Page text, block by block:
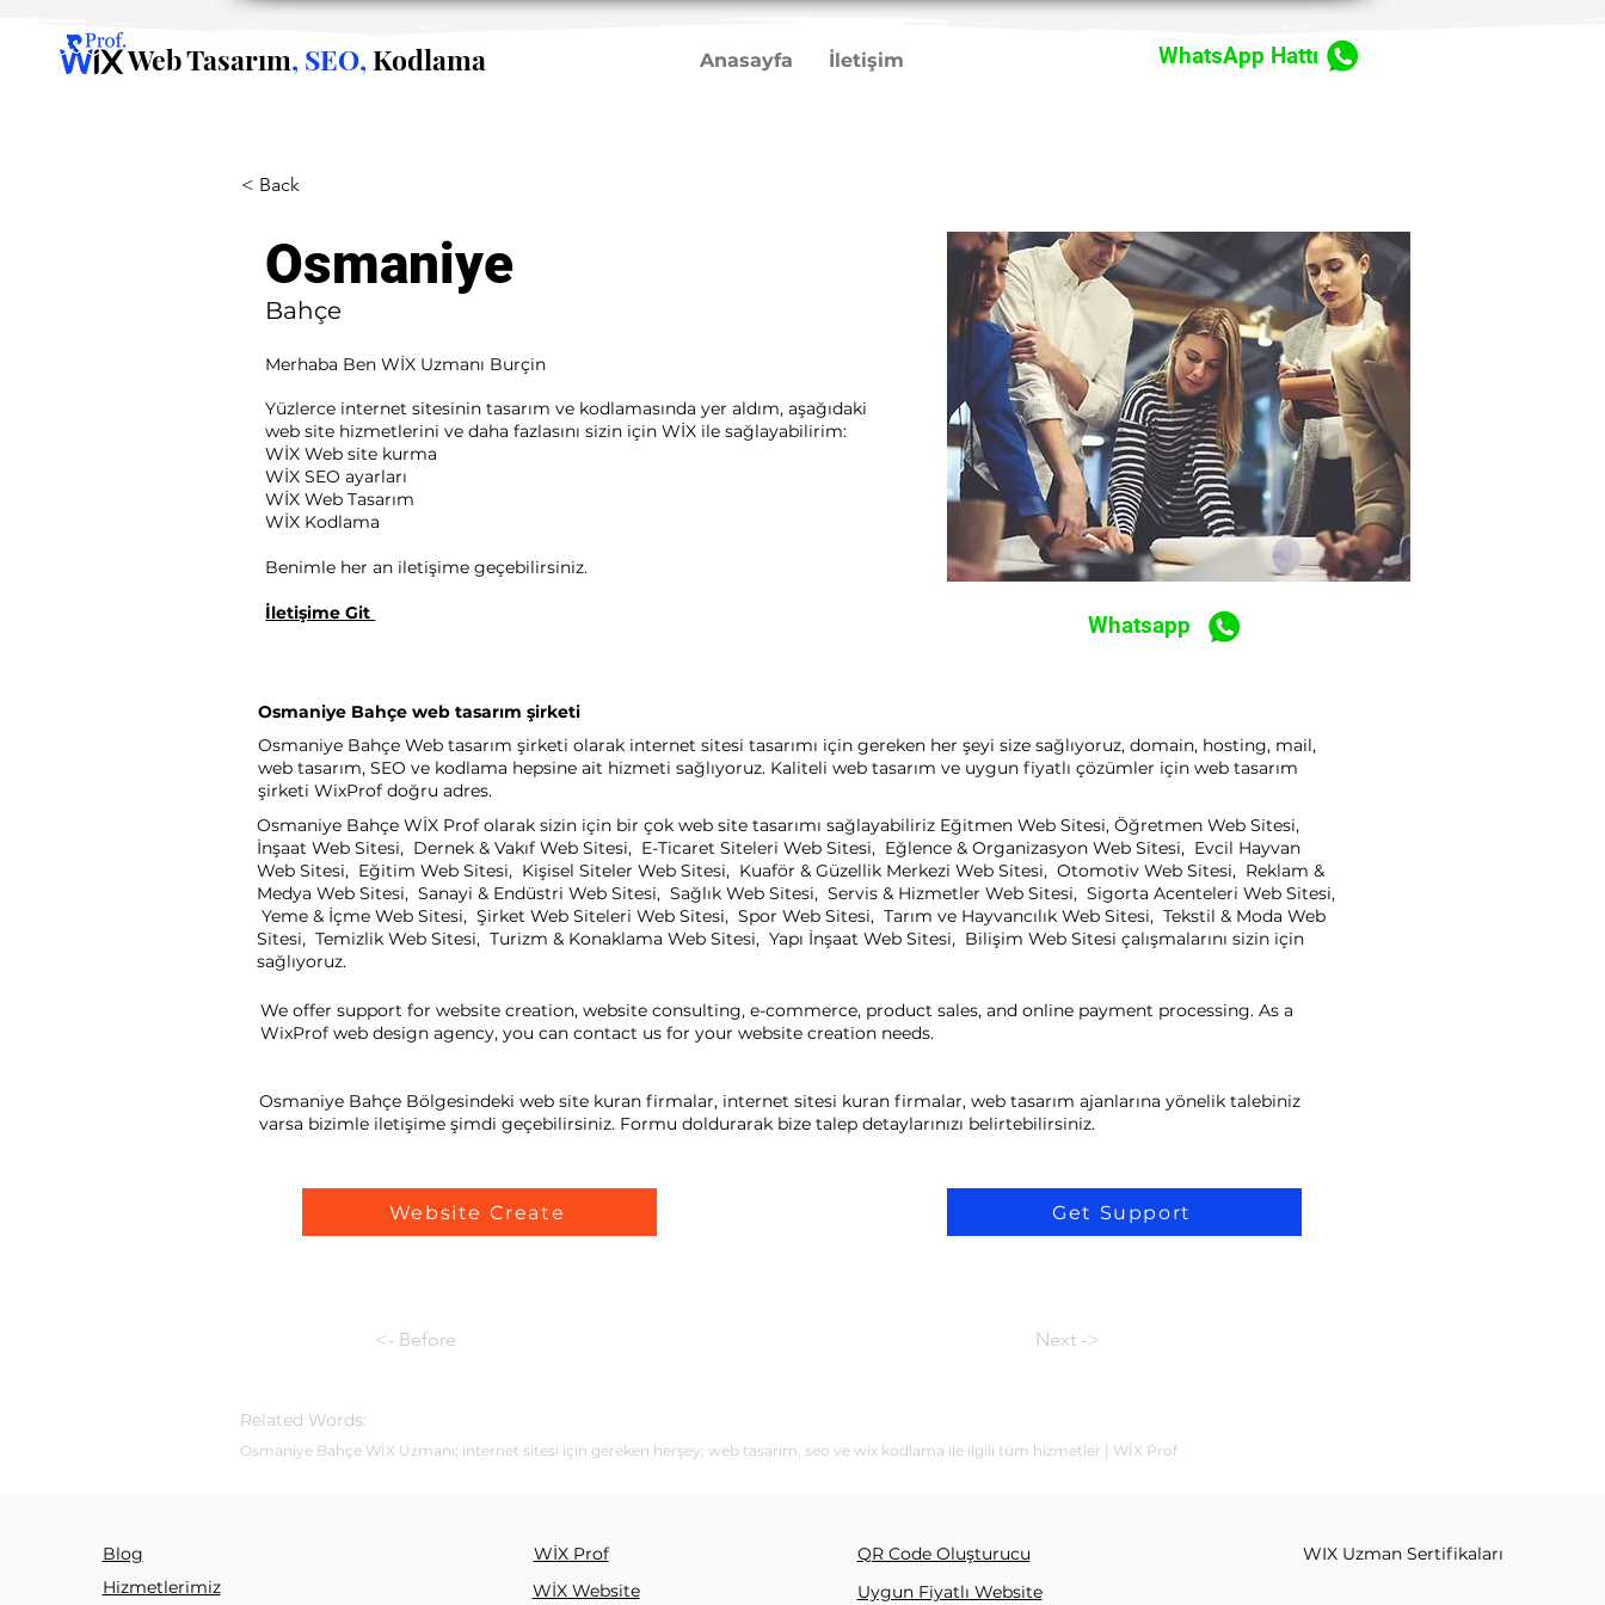
Web Tasarım, SEO,Kodlama Anasayfa İletişim WhatsApp Hattı
< Back
Osmaniye
Bahçe
Merhaba Ben WİX Uzmanı Burçin
Yüzlerce internet sitesinin tasarım ve kodlamasında yer aldım, aşağıdaki
web site hizmetlerini ve daha fazlasını sizin için WİX ile sağlayabilirim:​ ​
WİX Web site kurma
WİX SEO ayarları
WİX Web Tasarım
WİX Kodlama ​
Benimle her an iletişime geçebilirsiniz.
İletişime Git Whatsapp
Osmaniye Bahçe web tasarım şirketi
Osmaniye Bahçe Web tasarım şirketi olarak internet sitesi tasarımı için gereken her şeyi size sağlıyoruz, domain, hosting, mail,
web tasarım, SEO ve kodlama hepsine ait hizmeti sağlıyoruz. Kaliteli web tasarım ve uygun fiyatlı çözümler için web tasarım
şirketi WixProf doğru adres.
Osmaniye Bahçe WİX Prof olarak sizin için bir çok web site tasarımı sağlayabiliriz Eğitmen Web Sitesi, Öğretmen Web Sitesi,
İnşaat Web Sitesi, Dernek & Vakıf Web Sitesi, E-Ticaret Siteleri Web Sitesi, Eğlence & Organizasyon Web Sitesi, Evcil Hayvan
Web Sitesi, Eğitim Web Sitesi, Kişisel Siteler Web Sitesi, Kuaför & Güzellik Merkezi Web Sitesi, Otomotiv Web Sitesi, Reklam &
Medya Web Sitesi, Sanayi & Endüstri Web Sitesi, Sağlık Web Sitesi, Servis & Hizmetler Web Sitesi, Sigorta Acenteleri Web Sitesi,
Yeme & İçme Web Sitesi, Şirket Web Siteleri Web Sitesi, Spor Web Sitesi, Tarım ve Hayvancılık Web Sitesi, Tekstil & Moda Web
Sitesi, Temizlik Web Sitesi, Turizm & Konaklama Web Sitesi, Yapı İnşaat Web Sitesi, Bilişim Web Sitesi çalışmalarını sizin için
sağlıyoruz.
We offer support for website creation, website consulting, e-commerce, product sales, and online payment processing. As a
WixProf web design agency, you can contact us for your website creation needs.
Osmaniye Bahçe Bölgesindeki web site kuran firmalar, internet sitesi kuran firmalar, web tasarım ajanlarına yönelik talebiniz
varsa bizimle iletişime şimdi geçebilirsiniz. Formu doldurarak bize talep detaylarınızı belirtebilirsiniz.
Website Create Get Support
<- Before Next ->
Related Words:
Osmaniye Bahçe WİX Uzmanı; internet sitesi için gereken herşey; web tasarım, seo ve wix kodlama ile ilgili tüm hizmetler | WİX Prof
Blog
Hizmetlerimiz
WİX Prof
WİX Website
QR Code Oluşturucu
Uygun Fiyatlı Website
WIX Uzman Sertifikaları